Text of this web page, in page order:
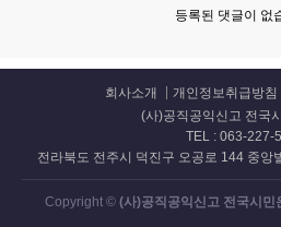
등록된 댓글이 없
회사소개 개인정보취급방침
(사)공직공익신고 전국
TEL : 063-227-
전라북도 전주시 덕진구 오공로 144 중앙
Copyright © (사)공직공익신고 전국시민